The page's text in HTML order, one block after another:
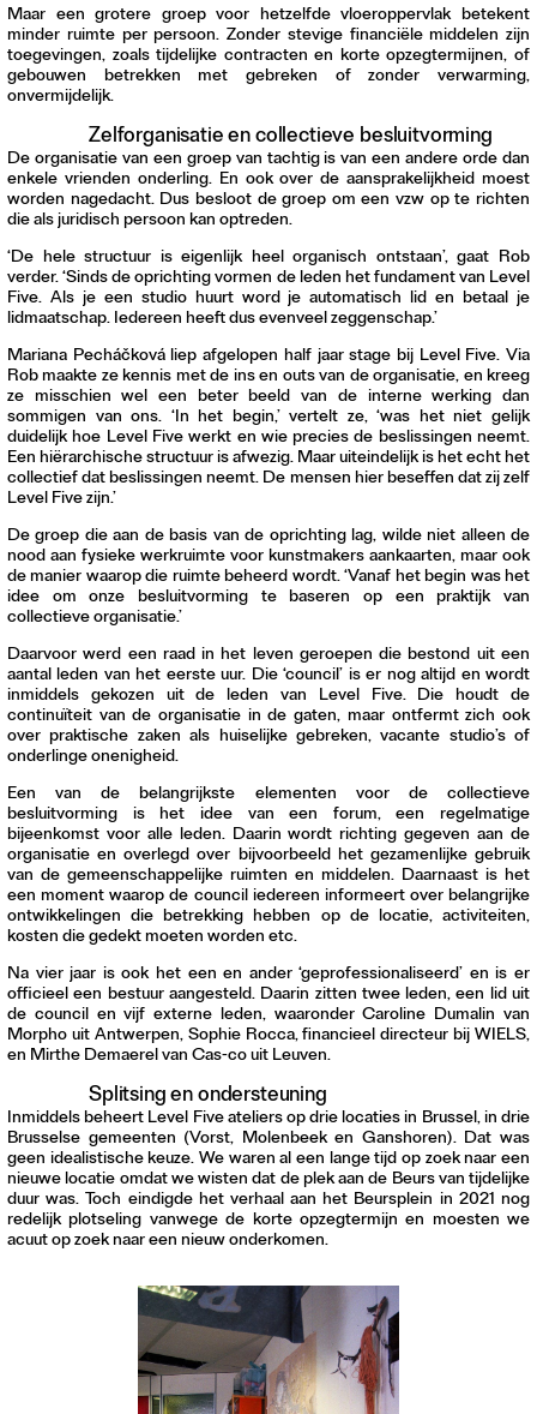
Maar een grotere groep voor hetzelfde vloeroppervlak betekent
minder ruimte per persoon. Zonder stevige financiële middelen zijn
toegevingen, zoals tijdelijke contracten en korte opzegtermijnen, of
gebouwen betrekken met gebreken of zonder verwarming,
onvermijdelijk.
Zelforganisatie en collectieve besluitvorming
De organisatie van een groep van tachtig is van een andere orde dan
enkele vrienden onderling. En ook over de aansprakelijkheid moest
worden nagedacht. Dus besloot de groep om een vzw op te richten
die als juridisch persoon kan optreden.
‘De hele structuur is eigenlijk heel organisch ontstaan’, gaat Rob
verder. ‘Sinds de oprichting vormen de leden het fundament van Level
Five. Als je een studio huurt word je automatisch lid en betaal je
lidmaatschap. Iedereen heeft dus evenveel zeggenschap.’
Mariana Pecháčková liep afgelopen half jaar stage bij Level Five. Via
Rob maakte ze kennis met de ins en outs van de organisatie, en kreeg
ze misschien wel een beter beeld van de interne werking dan
sommigen van ons. ‘In het begin,’ vertelt ze, ‘was het niet gelijk
duidelijk hoe Level Five werkt en wie precies de beslissingen neemt.
Een hiërarchische structuur is afwezig. Maar uiteindelijk is het echt het
collectief dat beslissingen neemt. De mensen hier beseffen dat zij zelf
Level Five zijn.’
De groep die aan de basis van de oprichting lag, wilde niet alleen de
nood aan fysieke werkruimte voor kunstmakers aankaarten, maar ook
de manier waarop die ruimte beheerd wordt. ‘Vanaf het begin was het
idee om onze besluitvorming te baseren op een praktijk van
collectieve organisatie.’
Daarvoor werd een raad in het leven geroepen die bestond uit een
aantal leden van het eerste uur. Die ‘council’ is er nog altijd en wordt
inmiddels gekozen uit de leden van Level Five. Die houdt de
continuïteit van de organisatie in de gaten, maar ontfermt zich ook
over praktische zaken als huiselijke gebreken, vacante studio’s of
onderlinge onenigheid.
Een van de belangrijkste elementen voor de collectieve
besluitvorming is het idee van een forum, een regelmatige
bijeenkomst voor alle leden. Daarin wordt richting gegeven aan de
organisatie en overlegd over bijvoorbeeld het gezamenlijke gebruik
van de gemeenschappelijke ruimten en middelen. Daarnaast is het
een moment waarop de council iedereen informeert over belangrijke
ontwikkelingen die betrekking hebben op de locatie, activiteiten,
kosten die gedekt moeten worden etc.
Na vier jaar is ook het een en ander ‘geprofessionaliseerd’ en is er
officieel een bestuur aangesteld. Daarin zitten twee leden, een lid uit
de council en vijf externe leden, waaronder Caroline Dumalin van
Morpho uit Antwerpen, Sophie Rocca, financieel directeur bij WIELS,
en Mirthe Demaerel van Cas-co uit Leuven.
Splitsing en ondersteuning
Inmiddels beheert Level Five ateliers op drie locaties in Brussel, in drie
Brusselse gemeenten (Vorst, Molenbeek en Ganshoren). Dat was
geen idealistische keuze. We waren al een lange tijd op zoek naar een
nieuwe locatie omdat we wisten dat de plek aan de Beurs van tijdelijke
duur was. Toch eindigde het verhaal aan het Beursplein in 2021 nog
redelijk plotseling vanwege de korte opzegtermijn en moesten we
acuut op zoek naar een nieuw onderkomen.